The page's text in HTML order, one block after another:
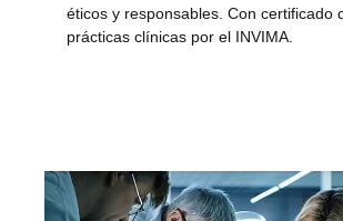
éticos y responsables. Con certificado
prácticas clínicas por el INVIMA.